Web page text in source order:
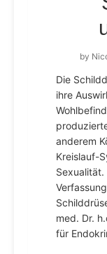
by
Die
ihre
anderem
Kreislauf-
med. Dr.
für